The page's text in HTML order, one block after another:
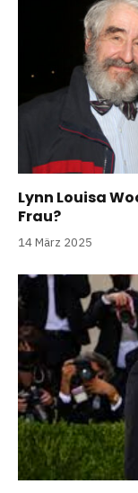
Lynn Louisa
Frau?
14 März 2025